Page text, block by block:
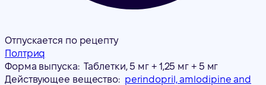
Отпускается по рецепту
Полтриq
Форма выпуска: Таблетки, 5 мг + 1,25 мг + 5 мг
Действующее вещество: perindopril, amlodipine and